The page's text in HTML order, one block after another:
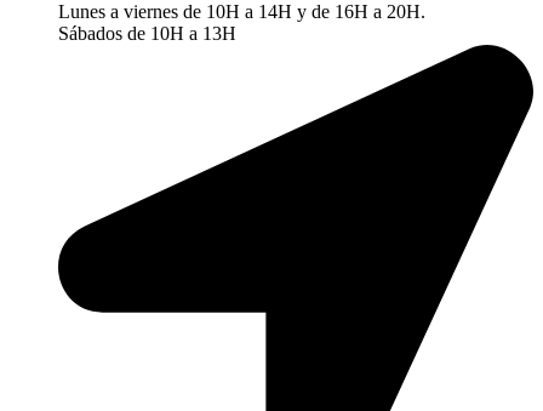
Lunes a viernes de 10H a 14H y de 16H a 20H.
Sábados de 10H a 13H